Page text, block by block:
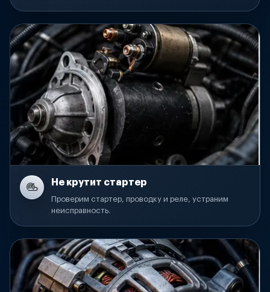
Не крутит стартер
Проверим стартер, проводку и реле, устраним
неисправность.